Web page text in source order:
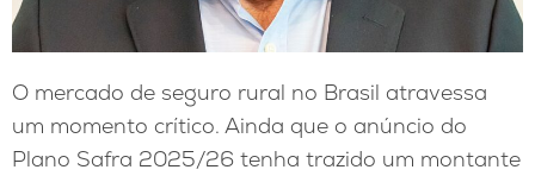
O mercado de seguro rural no Brasil atravessa
um momento crítico. Ainda que o anúncio do
Plano Safra 2025/26 tenha trazido um montante